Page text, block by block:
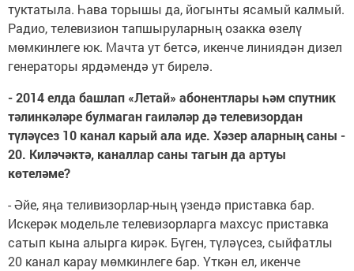
туктатыла. Һава торышы да, йогынты ясамый калмый.
Радио, телевизион тапшыруларның озакка өзелү
мөмкинлеге юк. Мачта ут бетсә, икенче линиядән дизел
генераторы ярдәмендә ут бирелә.
- 2014 елда башлап «Летай» абонентлары һәм спутник
тәлинкәләре булмаган гаиләләр дә телевизордан
түләүсез 10 канал карый ала иде. Хәзер аларның саны -
20. Киләчәктә, каналлар саны тагын да артуы
көтеләме?
- Әйе, яңа теливизорлар-ның үзендә приставка бар.
Искерәк модельле телевизорларга махсус приставка
сатып кына алырга кирәк. Бүген, түләүсез, сыйфатлы
20 канал карау мөмкинлеге бар. Үткән ел, икенче